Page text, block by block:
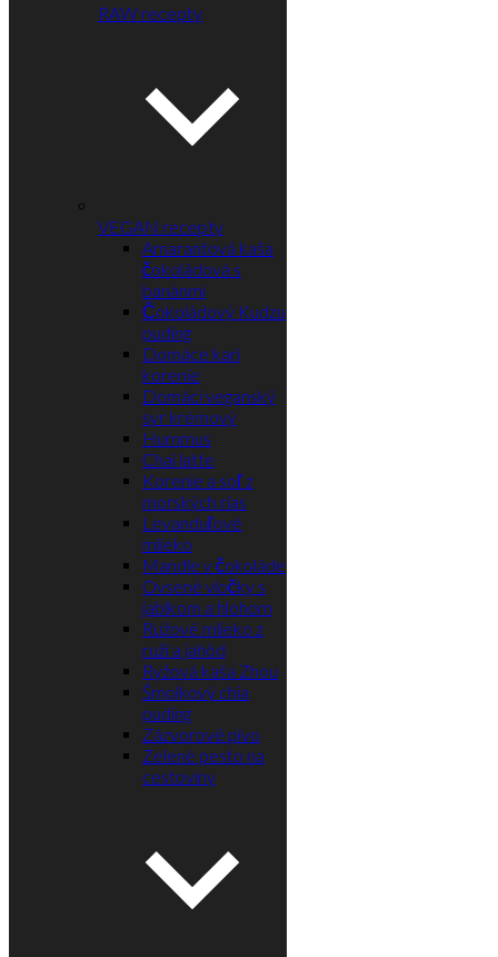
RAW recepty
VEGAN recepty
Amarantová kaša
čokoládová s
banánmi
Čokoládový Kudzu
puding
Domáce kari
korenie
Domáci veganský
syr krémový
Hummus
Chai latte
Korenie a soľ z
morských rias
Levanduľové
mlieko
Mandle v čokoláde
Ovsené vločky s
jablkom a hlohom
Ružové mlieko z
ruží a jahôd
Ryžová kaša Zhou
Šmolkový chia
puding
Zázvorové pivo
Zelené pesto na
cestoviny